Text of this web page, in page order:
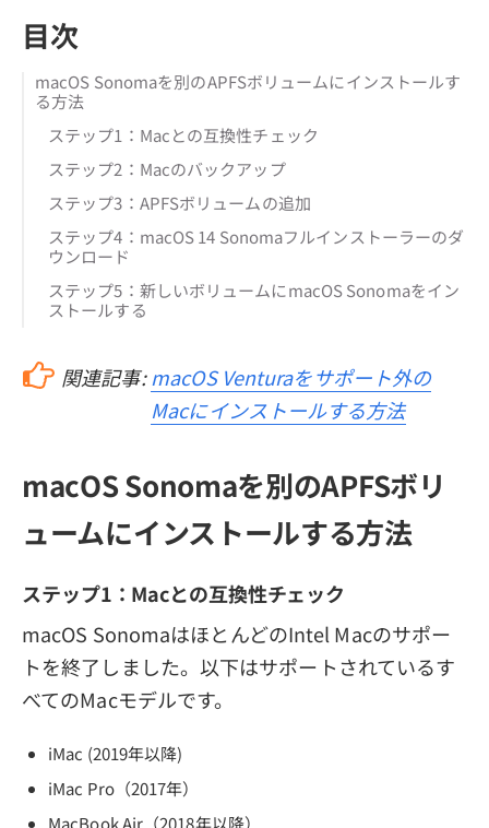
目次
macOS Sonomaを別のAPFSボリュームにインストールす
る方法
ステップ1：Macとの互換性チェック
ステップ2：Macのバックアップ
ステップ3：APFSボリュームの追加
ステップ4：macOS 14 Sonomaフルインストーラーのダ
ウンロード
ステップ5：新しいボリュームにmacOS Sonomaをイン
ストールする
関連記事: macOS Venturaをサポート外の
Macにインストールする方法
macOS Sonomaを別のAPFSボリ
ュームにインストールする方法
ステップ1：Macとの互換性チェック
macOS SonomaはほとんどのIntel Macのサポー
トを終了しました。以下はサポートされているす
べてのMacモデルです。
iMac (2019年以降)
iMac Pro（2017年）